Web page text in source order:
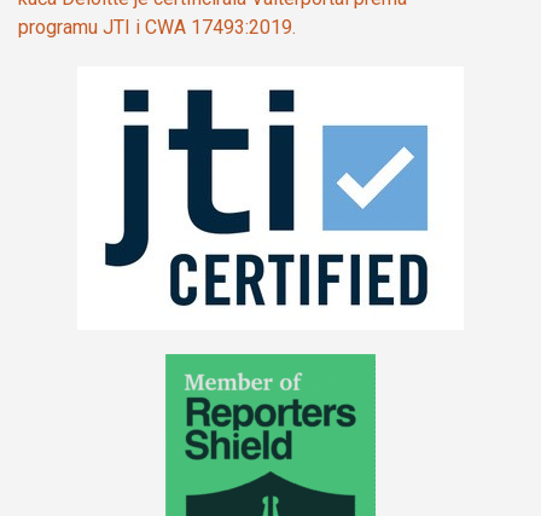
programu JTI i CWA 17493:2019.